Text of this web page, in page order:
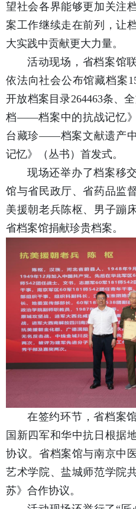
望社会各界能够更加关注
案工作继续走在前列，让
大实践中贡献更大力量。
活动现场，省档案馆
依法向社会公布馆藏档案
开放档案目录264463条、
档——档案中的抗战记忆
台藏珍——档案文献遗产
记忆》（丛书）首发式。
现场还举办了档案移
馆与省民政厅、省药品监
美援朝老兵陈枢、男子蹦
省档案馆捐献珍贵档案。
在签约环节，省档案
国新四军和华中抗日根据
协议。省档案馆与南京中
艺术学院、盐城师范学院
苏》合作协议。